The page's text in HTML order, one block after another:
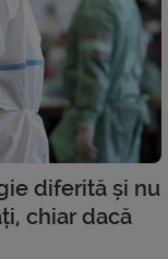
diferită și nu
chiar dacă